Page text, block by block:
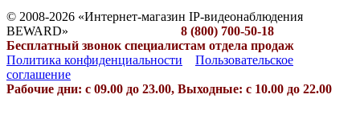
© 2008-2026 «Интернет-магазин IP-видеонаблюдения
BEWARD» 8 (800) 700-50-18
Бесплатный звонок специалистам отдела продаж
Политика конфиденциальности
Пользовательское
соглашение
Рабочие дни: с 09.00 до 23.00, Выходные: с 10.00 до 22.00